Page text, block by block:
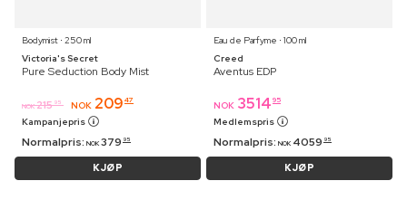
Bodymist ⋅ 250 ml
Victoria's Secret
Pure Seduction Body Mist
NOK 215 95 NOK 209 47
Kampanjepris
Normalpris: NOK 379 95
KJØP
Eau de Parfyme ⋅ 100 ml
Creed
Aventus EDP
NOK 3514 95
Medlemspris
Normalpris: NOK 4059 95
KJØP